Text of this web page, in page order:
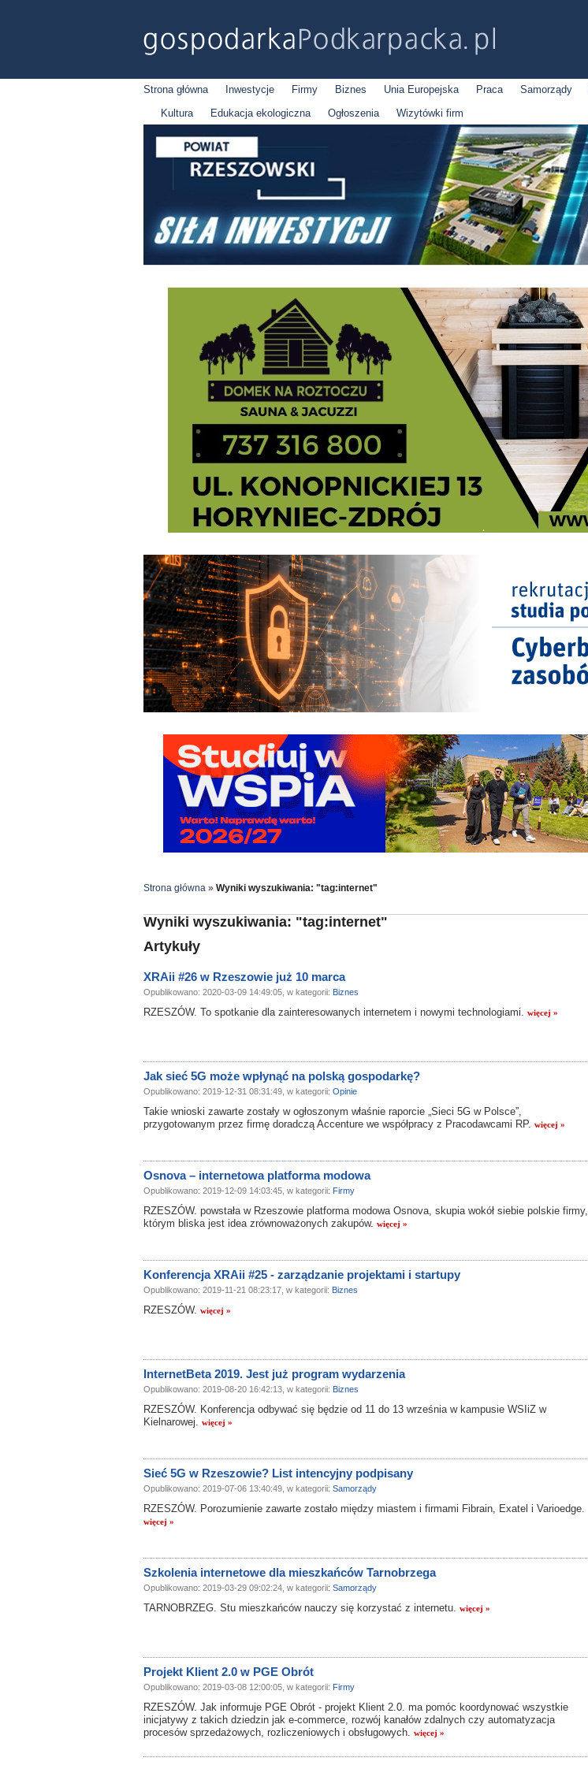
Strona główna Inwestycje Firmy Biznes Unia Europejska Praca Samorządy
Kultura
Edukacja ekologiczna Ogłoszenia Wizytówki firm
Strona główna » Wyniki wyszukiwania: "tag:internet"
Wyniki wyszukiwania: "tag:internet"
Artykuły
XRAii #26 w Rzeszowie już 10 marca
Opublikowano: 2020-03-09 14:49:05, w kategorii: Biznes
RZESZÓW. To spotkanie dla zainteresowanych internetem i nowymi technologiami. więcej »
Jak sieć 5G może wpłynąć na polską gospodarkę?
Opublikowano: 2019-12-31 08:31:49, w kategorii: Opinie
Takie wnioski zawarte zostały w ogłoszonym właśnie raporcie „Sieci 5G w Polsce”,
przygotowanym przez firmę doradczą Accenture we współpracy z Pracodawcami RP. więcej »
Osnova – internetowa platforma modowa
Opublikowano: 2019-12-09 14:03:45, w kategorii: Firmy
RZESZÓW. powstała w Rzeszowie platforma modowa Osnova, skupia wokół siebie polskie firmy,
którym bliska jest idea zrównoważonych zakupów. więcej »
Konferencja XRAii #25 - zarządzanie projektami i startupy
Opublikowano: 2019-11-21 08:23:17, w kategorii: Biznes
RZESZÓW. więcej »
InternetBeta 2019. Jest już program wydarzenia
Opublikowano: 2019-08-20 16:42:13, w kategorii: Biznes
RZESZÓW. Konferencja odbywać się będzie od 11 do 13 września w kampusie WSIiZ w
Kielnarowej. więcej »
Sieć 5G w Rzeszowie? List intencyjny podpisany
Opublikowano: 2019-07-06 13:40:49, w kategorii: Samorządy
RZESZÓW. Porozumienie zawarte zostało między miastem i firmami Fibrain, Exatel i Varioedge.
więcej »
Szkolenia internetowe dla mieszkańców Tarnobrzega
Opublikowano: 2019-03-29 09:02:24, w kategorii: Samorządy
TARNOBRZEG. Stu mieszkańców nauczy się korzystać z internetu. więcej »
Projekt Klient 2.0 w PGE Obrót
Opublikowano: 2019-03-08 12:00:05, w kategorii: Firmy
RZESZÓW. Jak informuje PGE Obrót - projekt Klient 2.0. ma pomóc koordynować wszystkie
inicjatywy z takich dziedzin jak e-commerce, rozwój kanałów zdalnych czy automatyzacja
procesów sprzedażowych, rozliczeniowych i obsługowych. więcej »